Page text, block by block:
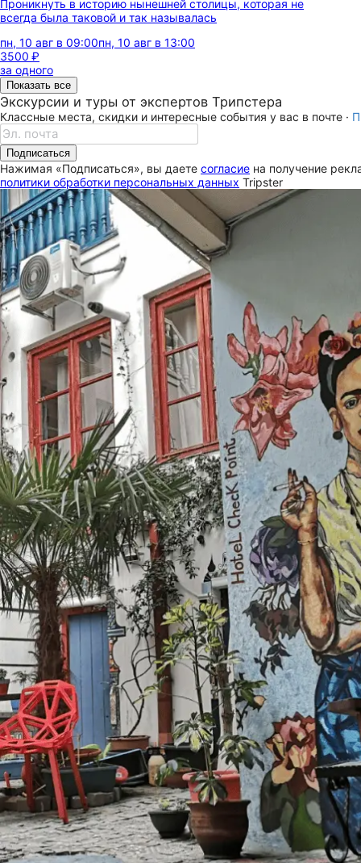
Проникнуть в историю нынешней столицы, которая не
всегда была таковой и так называлась
пн, 10 авг в 09:00пн, 10 авг в 13:00
3500 ₽
за одного
Показать все
Экскурсии и туры от экспертов Трипстера
Классные места, скидки и интересные события у вас в почте ·
Подписаться
Нажимая «Подписаться», вы даете согласие на получение
политики обработки персональных данных Tripster